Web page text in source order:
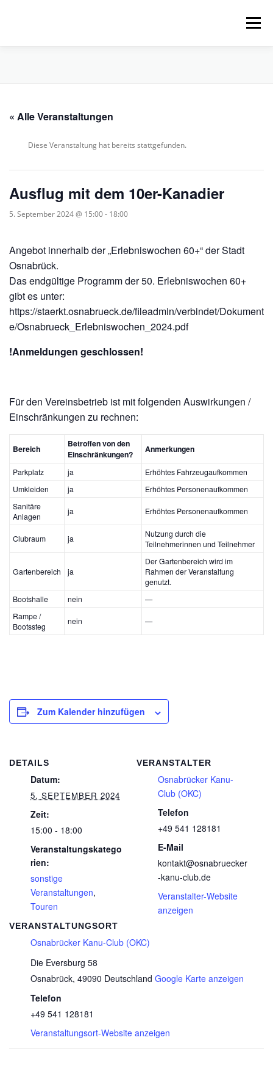
Menü
VERLEIH, TOUREN UND SUP
« Alle Veranstaltungen
Diese Veranstaltung hat bereits stattgefunden.
Ausflug mit dem 10er-Kanadier
5. September 2024 @ 15:00- 18:00
Angebot innerhalb der „Erlebniswochen 60+“ der Stadt
Osnabrück.
Das endgültige Programm der 50. Erlebniswochen 60+
gibt es unter:
https://staerkt.osnabrueck.de/fileadmin/verbindet/Dokument
e/Osnabrueck_Erlebniswochen_2024.pdf
!Anmeldungen geschlossen!
Für den Vereinsbetrieb ist mit folgenden Auswirkungen /
Einschränkungen zu rechnen:
Bereich
Betroffen von den
Einschränkungen?
Anmerkungen
Parkplatz ja
Erhöhtes Fahrzeugaufkommen
Umkleiden
ja
Erhöhtes Personenaufkommen
Sanitäre
Anlagen
ja Erhöhtes Personenaufkommen
Clubraum ja
Nutzung durch die
Teilnehmerinnen und Teilnehmer
Gartenbereich ja
Der Gartenbereich wird im
Rahmen der Veranstaltung
genutzt.
Bootshalle
nein
—
Rampe /
Bootssteg
nein —
Zum Kalender hinzufügen
DETAILS
Datum:
5. SEPTEMBER 2024
Zeit:
15:00 - 18:00
Veranstaltungskatego
rien:
sonstige
Veranstaltungen,
Touren
VERANSTALTUNGSORT
Osnabrücker Kanu-Club (OKC)
Die Eversburg 58
Osnabrück, 49090 Deutschland Google Karte anzeigen
Telefon
+49 541 128181
Veranstaltungsort-Website anzeigen
VERANSTALTER
Osnabrücker Kanu-
Club (OKC)
Telefon
+49 541 128181
E-Mail
kontakt@osnabruecker
-kanu-club.de
Veranstalter-Website
anzeigen